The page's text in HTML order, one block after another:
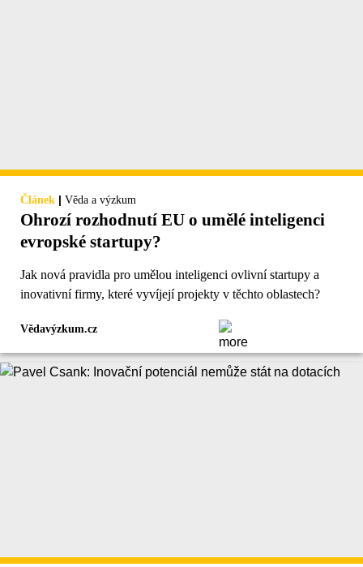
Článek | Věda a výzkum
Ohrozí rozhodnutí EU o umělé inteligenci
evropské startupy?
Jak nová pravidla pro umělou inteligenci ovlivní startupy a
inovativní firmy, které vyvíjejí projekty v těchto oblastech?
Vědavýzkum.cz